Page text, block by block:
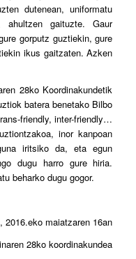
dutenean, uniformatu
ahultzen gaituzte. Gaur
gorputz guztiekin, gure
ikus gaitzaten. Azken
28ko Koordinakundetik
batera benetako Bilbo
friendly, inter-friendly…
inor kanpoan
iritsiko da, eta egun
dugu harro gure hiria.
beharko dugu gogor.
2016.eko maiatzaren 16an
28ko koordinakundea